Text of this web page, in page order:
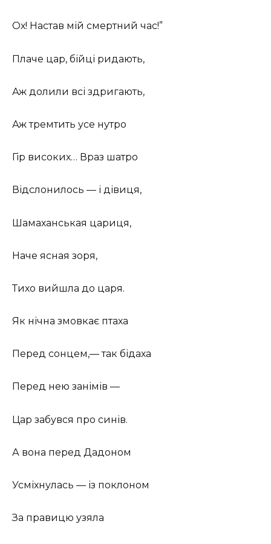
Ох! Настав мій смертний час!”
Плаче цар, бійці ридають,
Аж долили всі здригають,
Аж тремтить усе нутро
Гір високих… Враз шатро
Відслонилось — і дівиця,
Шамаханськая цариця,
Наче ясная зоря,
Тихо вийшла до царя.
Як нічна змовкає птаха
Перед сонцем,— так бідаха
Перед нею занімів —
Цар забувся про синів.
А вона перед Дадоном
Усміхнулась — із поклоном
За правицю узяла